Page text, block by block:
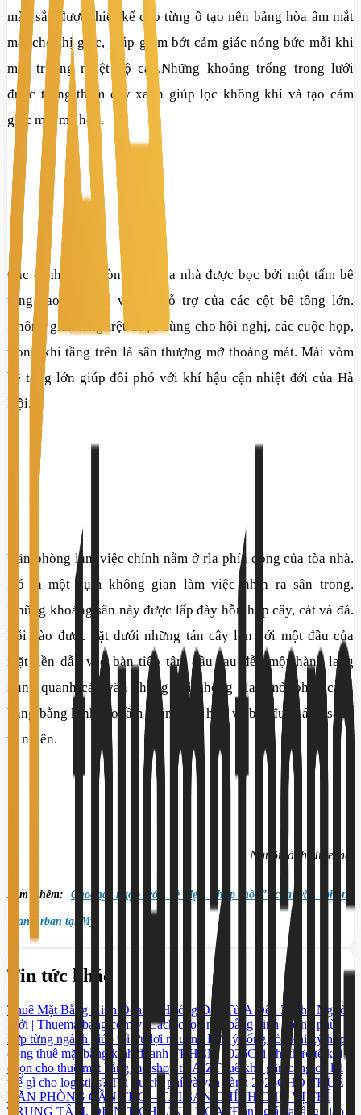
màu sắc được thiết kế cho từng ô tạo nên bảng hòa âm mắt
mắt cho thị giác, giúp giảm bớt cảm giác nóng bức mỗi khi
môi trường nhiệt độ cao.Những khoảng trống trong lưới
được trồng thêm cây xanh giúp lọc không khí và tạo cảm
giác mát mẻ hơn.
Các cánh văn phòng của tòa nhà được bọc bởi một tấm bê
tông cao gấp đôi với sự hỗ trợ của các cột bê tông lớn.
Không gian tầng trệt đơợc dùng cho hội nghị, các cuộc họp,
trong khi tầng trên là sân thượng mở thoáng mát. Mái vòm
bê tông lớn giúp đối phó với khí hậu cận nhiệtđới của Hà
Nội.
Văn phòng làm việc chính nằm ở rìa phía đông của tòa nhà.
Nó là một cụm không gian làm việc nhìn ra sân trong.
Những khoảng sân này được lấp đày hỗn hợp cây, cát và đá.
Lối vào được đặt dưới những tán cây lớn với một đầu của
mặt tiền dẫn vào bàn tiếp tân, đầu sau đễn một hành lang
xung quanh các văn phòng với không gian mở, phân cách
bằng bằng kính tạo tầm nhìn rộng hơn và bắt được ánh sáng
tự nhiên.
Nguồn ảnh: Internet
Xem thêm:Choáng ngợp với vẻ đẹp “hớp hồn” của văn phòng
Transurban tại Mỹ
Tin tức khác
Thuê Mặt Bằng Kinh Doanh: Hướng Dẫn Từ A Đến Z Cho Người
Mới | Thuematbang.com.vn Cách chọn mặt bằng kinh doanh phù
hợp từng ngành giúp tối ưu lợi nhuận 5 Lưu ý sống còn khi ký hợp
đồng thuê mặt bằng kinh doanh TP.HCM 2026Chi phí thực tế khi
chọn cho thuê mặt bằng mở shop từ A-Z
Thuê kho gần cảng có lợi
thế gì cho logistics? Tối ưu chi phí và vận hành 2026CHO THUÊ
VĂN PHÒNG CẦN THƠ – TÀI SẢN CHÍNH CHỦ VỊ TRÍ
TRUNG TÂM, DIỆN TÍCH LINH HOẠTĐánh giá hạ tầng giao